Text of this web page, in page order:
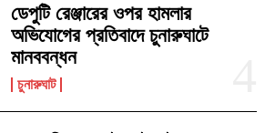
ডেপুটি রেঞ্জারের ওপর হামলার
অভিযোগের প্রতিবাদে চুনারুঘাটে
মানববন্ধন
চুনারুঘাট